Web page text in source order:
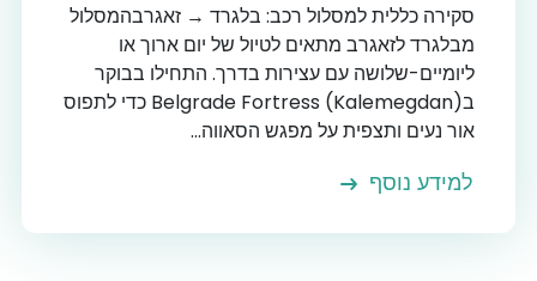
סקירה כללית למסלול רכב: בלגרד → זאגרבהמסלול
מבלגרד לזאגרב מתאים לטיול של יום ארוך או
ליומיים-שלושה עם עצירות בדרך. התחילו בבוקר
בBelgrade Fortress (Kalemegdan) כדי לתפוס
אור נעים ותצפית על מפגש הסאווה...
למידע נוסף